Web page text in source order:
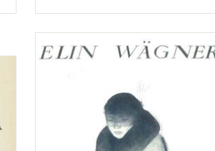
Typ